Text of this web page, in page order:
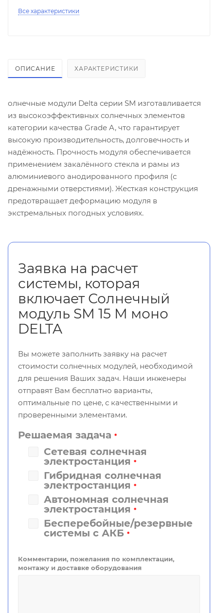
Все характеристики
ОПИСАНИЕ ХАРАКТЕРИСТИКИ
олнечные модули Delta серии SM изготавливается
из высокоэффективных солнечных элементов
категории качества Grade A, что гарантирует
высокую производительность, долговечность и
надёжность. Прочность модуля обеспечивается
применением закалённого стекла и рамы из
алюминиевого анодированного профиля (с
дренажными отверстиями). Жесткая конструкция
предотвращает деформацию модуля в
экстремальных погодных условиях.
Заявка на расчет
системы, которая
включает Солнечный
модуль SM 15 M моно
DELTA
Вы можете заполнить заявку на расчет
стоимости солнечных модулей, необходимой
для решения Ваших задач. Наши инженеры
отправят Вам бесплатно варианты,
оптимальные по цене, с качественными и
проверенными элементами.
Решаемая задача *
Сетевая солнечная
электростанция *
Гибридная солнечная
электростанция *
Автономная солнечная
электростанция *
Бесперебойные/резервные
системы с АКБ *
Комментарии, пожелания по комплектации,
монтажу и доставке оборудования